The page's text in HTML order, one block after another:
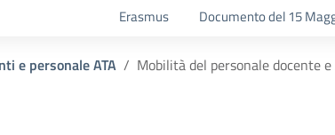
Erasmus Documento del 15
e personale ATA Mobilità del personale docente